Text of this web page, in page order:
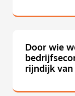
Door wie
rijndijk van